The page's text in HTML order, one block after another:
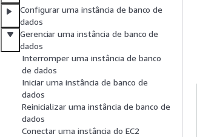
Configurar uma instância de banco de
dados
Gerenciar uma instância de banco de
dados
Interromper uma instância de banco
de dados
Iniciar uma instância de banco de
dados
Reinicializar uma instância de banco de
dados
Conectar uma instância do EC2